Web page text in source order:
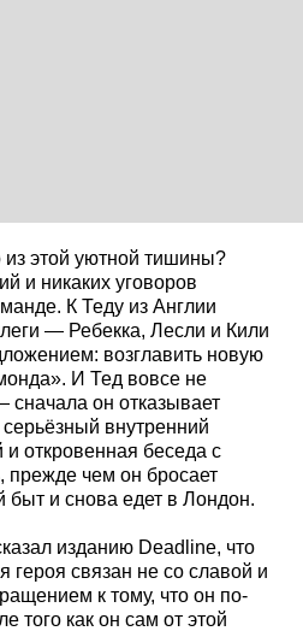
из этой уютной тишины?
и никаких уговоров
К Теду из Англии
— Ребекка, Лесли и Кили
возглавить новую
И Тед вовсе не
сначала он отказывает
внутренний
откровенная беседа с
чем он бросает
быт и снова едет в Лондон.
изданию Deadline, что
связан не со славой и
к тому, что он по-
того как он сам от этой